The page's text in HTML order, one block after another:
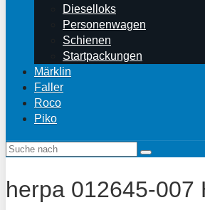
Dieselloks
Personenwagen
Schienen
Startpackungen
Märklin
Faller
Roco
Piko
herpa 012645-007